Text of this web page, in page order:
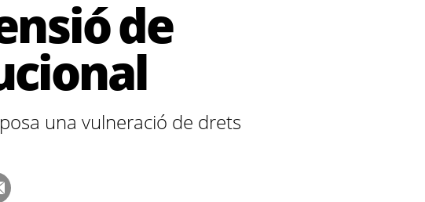
de
una vulneració de drets